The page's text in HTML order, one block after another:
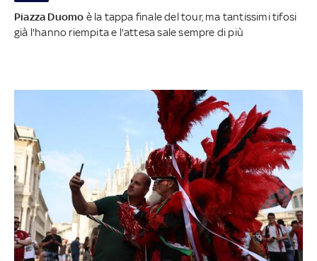
Piazza Duomo è la tappa finale del tour, ma tantissimi tifosi
già l'hanno riempita e l'attesa sale sempre di più